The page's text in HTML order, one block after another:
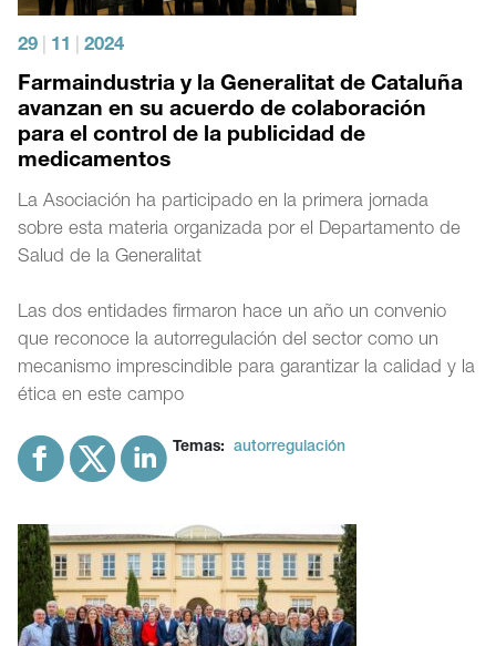
29 11 2024
Farmaindustria y la Generalitat de Cataluña
avanzan en su acuerdo de colaboración
para el control de la publicidad de
medicamentos
La Asociación ha participado en la primera jornada
sobre esta materia organizada por el Departamento de
Salud de la Generalitat
Las dos entidades firmaron hace un año un convenio
que reconoce la autorregulación del sector como un
mecanismo imprescindible para garantizar la calidad y la
ética en este campo
Temas: autorregulación